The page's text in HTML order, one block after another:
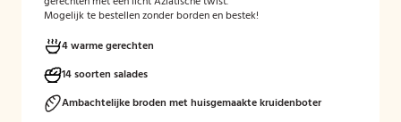
Mogelijk te bestellen zonder borden en bestek!
4 warme gerechten
14 soorten salades
Ambachtelijke broden met huisgemaakte kruidenboter